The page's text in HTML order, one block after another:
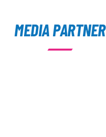
MEDIA PARTNER